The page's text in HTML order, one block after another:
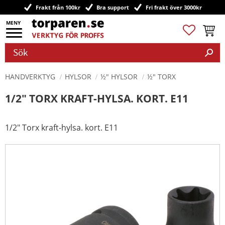
Meny
Frakt från 100kr Bra support Fri frakt över 3000kr
Favoriter
HANDVERKTYG HYLSOR ½" HYLSOR ½" TORX
1/2" TORX KRAFT-HYLSA. KORT. E11
1/2" Torx kraft-hylsa. kort. E11